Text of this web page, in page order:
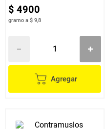
$ 4900
gramo a $ 9,8
Agregar